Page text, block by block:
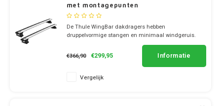
met montagepunten
De Thule WingBar dakdragers hebben
druppelvormige stangen en minimaal windgeruis.
✔ stang breedte 8cm
€366,90 €299,95 Informatie
Vergelijk